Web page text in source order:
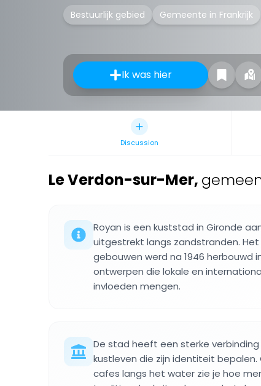
Bestuurlijk gebied Gemeente in Frankrijk
Ik was hier
Discussion
Le Verdon-sur-Mer,
Royan is een kuststad in Gironde
uitgestrekt langs zandstranden.
gebouwen werd na 1946 herbouwd
ontwerpen die lokale en
invloeden mengen.
De stad heeft een sterke
kustleven die zijn identiteit
cafes langs het water zie je hoe